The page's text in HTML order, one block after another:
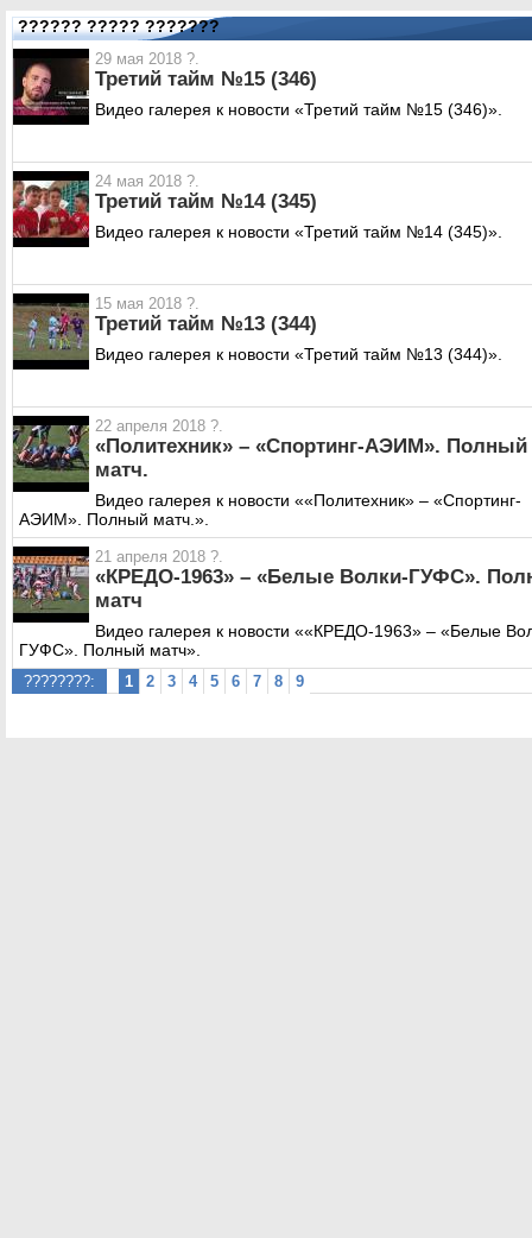
?????? ????? ???????
29 мая 2018 ?.
Третий тайм №15 (346)
Видео галерея к новости «Третий тайм №15 (346)».
24 мая 2018 ?.
Третий тайм №14 (345)
Видео галерея к новости «Третий тайм №14 (345)».
15 мая 2018 ?.
Третий тайм №13 (344)
Видео галерея к новости «Третий тайм №13 (344)».
22 апреля 2018 ?.
«Политехник» – «Спортинг-АЭИМ». Полный
матч.
Видео галерея к новости ««Политехник» – «Спортинг-
АЭИМ». Полный матч.».
21 апреля 2018 ?.
«КРЕДО-1963» – «Белые Волки-ГУФС».
матч
Видео галерея к новости ««КРЕДО-1963» – «Белые
ГУФС». Полный матч».
????????: 1 2 3 4 5 6 7 8 9